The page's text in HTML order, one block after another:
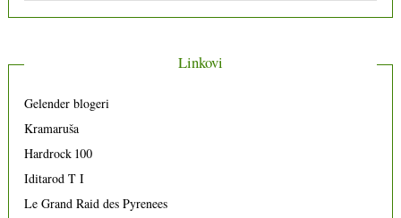
Linkovi
Gelender blogeri
Kramaruša
Hardrock 100
Iditarod T I
Le Grand Raid des Pyrenees